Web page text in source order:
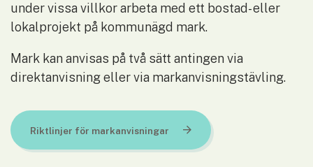
under vissa villkor arbeta med ett bostad- eller
lokalprojekt på kommunägd mark.
Mark kan anvisas på två sätt antingen via
direktanvisning eller via markanvisningstävling.
Riktlinjer för markanvisningar